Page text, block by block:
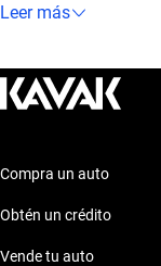
experiencia de
nuestra sección de
Leer más
Compra un auto
Obtén un crédito
Vende tu auto